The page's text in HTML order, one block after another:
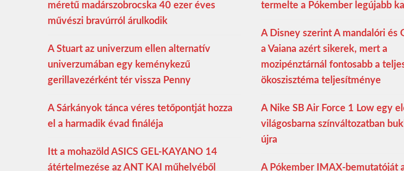
méretű madárszobrocska 40 ezer éves
művészi bravúrról árulkodik
A Stuart az univerzum ellen alternatív
univerzumában egy keménykezű
gerillavezérként tér vissza Penny
A Sárkányok tánca véres tetőpontját hozza
el a harmadik évad fináléja
Itt a mohazöld ASICS GEL-KAYANO 14
átértelmezése az ANT KAI műhelyéből
termelte a Pókember legújabb
A Disney szerint A mandalóri és
a Vaiana azért sikerek, mert a
mozipénztárnál fontosabb a
ökoszisztéma teljesítménye
A Nike SB Air Force 1 Low egy
világosbarna színváltozatban
újra
A Pókember IMAX-bemutatóját